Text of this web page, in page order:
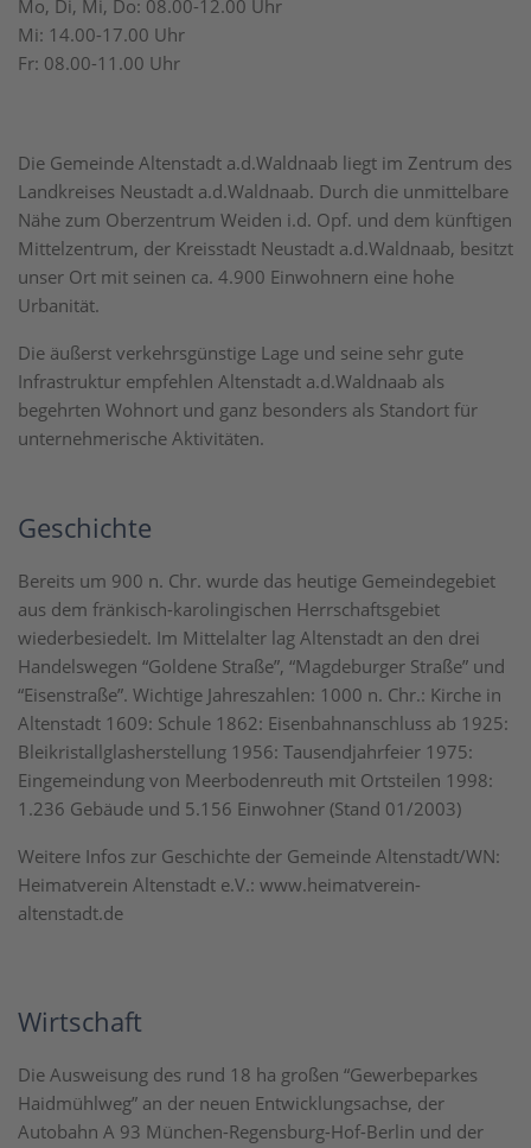
Die Gemeinde Altenstadt a.d.Waldnaab liegt im Zentrum des
Landkreises Neustadt a.d.Waldnaab. Durch die unmittelbare
Nähe zum Oberzentrum Weiden i.d. Opf. und dem künftigen
Mittelzentrum, der Kreisstadt Neustadt a.d.Waldnaab, besitzt
unser Ort mit seinen ca. 4.900 Einwohnern eine hohe
Urbanität.
Die äußerst verkehrsgünstige Lage und seine sehr gute
Infrastruktur empfehlen Altenstadt a.d.Waldnaab als
begehrten Wohnort und ganz besonders als Standort für
unternehmerische Aktivitäten.
Geschichte
Bereits um 900 n. Chr. wurde das heutige Gemeindegebiet
aus dem fränkisch-karolingischen Herrschaftsgebiet
wiederbesiedelt. Im Mittelalter lag Altenstadt an den drei
Handelswegen “Goldene Straße”, “Magdeburger Straße” und
“Eisenstraße”. Wichtige Jahreszahlen: 1000 n. Chr.: Kirche in
Altenstadt 1609: Schule 1862: Eisenbahnanschluss ab 1925:
Bleikristallglasherstellung 1956: Tausendjahrfeier 1975:
Eingemeindung von Meerbodenreuth mit Ortsteilen 1998:
1.236 Gebäude und 5.156 Einwohner (Stand 01/2003)
Weitere Infos zur Geschichte der Gemeinde Altenstadt/WN:
Heimatverein Altenstadt e.V.: www.heimatverein-
altenstadt.de
Wirtschaft
Die Ausweisung des rund 18 ha großen “Gewerbeparkes
Haidmühlweg” an der neuen Entwicklungsachse, der
Autobahn A 93 München-Regensburg-Hof-Berlin und der
Mo, Di, Mi, Do: 08.00-12.00 Uhr
Mi: 14.00-17.00 Uhr
Fr: 08.00-11.00 Uhr